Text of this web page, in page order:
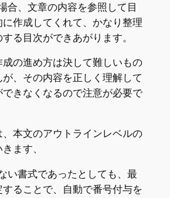
合、文章の内容を参照して目
作成してくれて、かなり整理
る目次ができあがります。
の進め方は決して難しいもの
、その内容を正しく理解して
きなくなるので注意が必要で
、本文のアウトラインレベルの
ます、
い書式であったとしても、最
ることで、自動で番号付与を